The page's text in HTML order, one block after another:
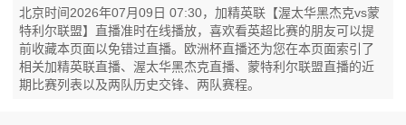
北京时间2026年07月09日 07:30，加精英联【渥太华黑杰克vs蒙
特利尔联盟】直播准时在线播放，喜欢看英超比赛的朋友可以提
前收藏本页面以免错过直播。欧洲杯直播还为您在本页面索引了
相关加精英联直播、渥太华黑杰克直播、蒙特利尔联盟直播的近
期比赛列表以及两队历史交锋、两队赛程。